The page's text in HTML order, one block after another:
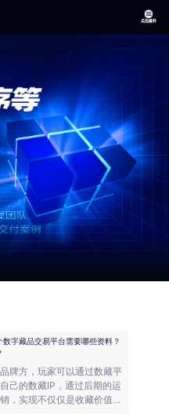
数字藏品交易平台需要哪些资料？
牌方，玩家可以通过数藏平
己的数藏IP，通过后期的运
，实现不仅仅是收藏价值，